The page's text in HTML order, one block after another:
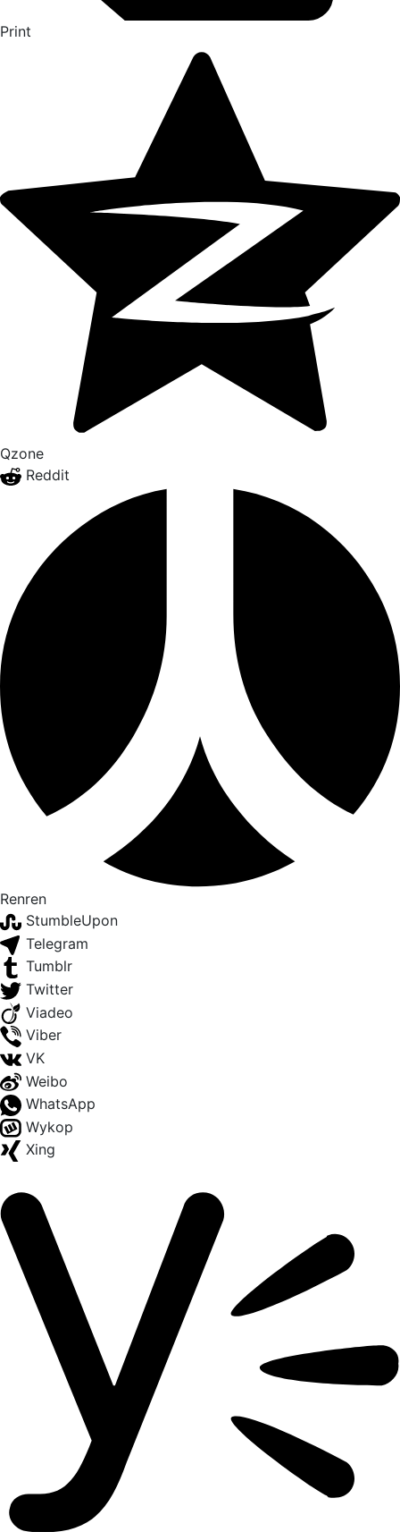
Print
Qzone
Reddit
Renren
StumbleUpon
Telegram
Tumblr
Twitter
Viadeo
Viber
VK
Weibo
WhatsApp
Wykop
Xing